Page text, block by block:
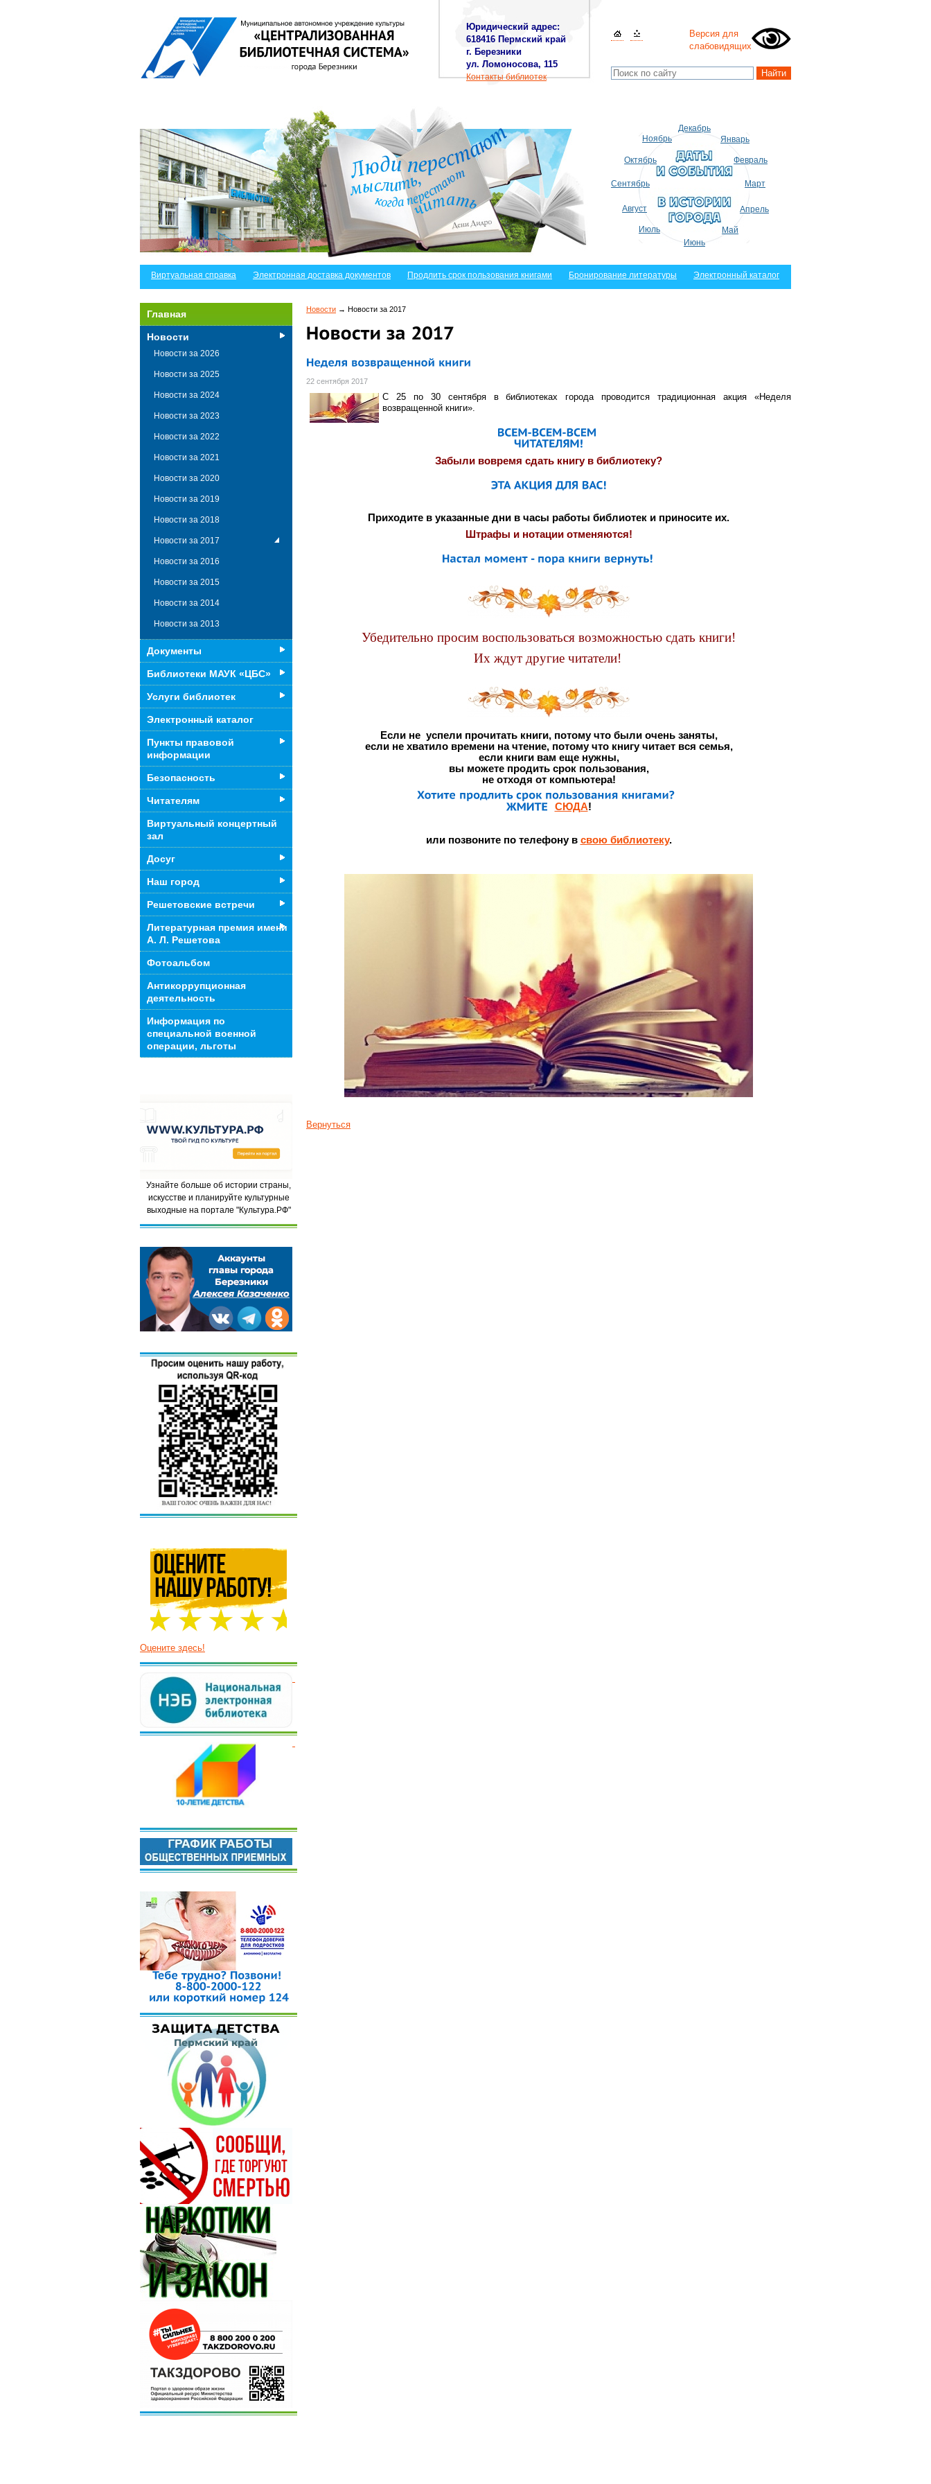
Юридический адрес:
618416 Пермский край
г. Березники
ул. Ломоносова, 115
Контакты библиотек
Версия для
слабовидящих
Январь
Февраль
Март
Апрель
Май
Июнь
Июль
Август
Сентябрь
Октябрь
Ноябрь
Декабрь
Виртуальная справка Электронная доставка документов Продлить срок пользования книгами Бронирование литературы Электронный каталог
Новости → Новости за 2017
22 сентября 2017
С 25 по 30 сентября в библиотеках города проводится традиционная акция «Неделя
возвращенной книги».
Забыли вовремя сдать книгу в библиотеку?
Приходите в указанные дни в часы работы библиотек и приносите их.
Штрафы и нотации отменяются!
Убедительно просим воспользоваться возможностью сдать книги!
Их ждут другие читатели!
Если не успели прочитать книги, потому что были очень заняты,
если не хватило времени на чтение, потому что книгу читает вся семья,
если книги вам еще нужны,
вы можете продить срок пользования,
не отходя от компьютера!
СЮДА!
или позвоните по телефону в свою библиотеку.
Вернуться
Главная
Новости
Новости за 2026
Новости за 2025
Новости за 2024
Новости за 2023
Новости за 2022
Новости за 2021
Новости за 2020
Новости за 2019
Новости за 2018
Новости за 2017
Новости за 2016
Новости за 2015
Новости за 2014
Новости за 2013
Документы
Библиотеки МАУК «ЦБС»
Услуги библиотек
Электронный каталог
Пункты правовой
информации
Безопасность
Читателям
Виртуальный концертный
зал
Досуг
Наш город
Решетовские встречи
Литературная премия имени
А. Л. Решетова
Фотоальбом
Антикоррупционная
деятельность
Информация по
специальной военной
операции, льготы
Узнайте больше об истории страны,
искусстве и планируйте культурные
выходные на портале "Культура.РФ"
Оцените здесь!